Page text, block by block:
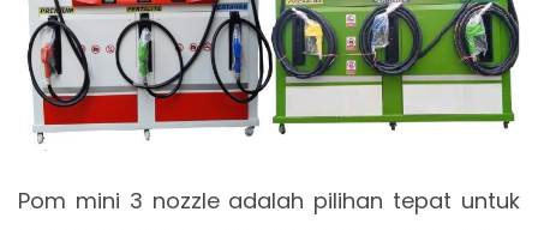
Pom mini 3 nozzle adalah pilihan tepat untuk